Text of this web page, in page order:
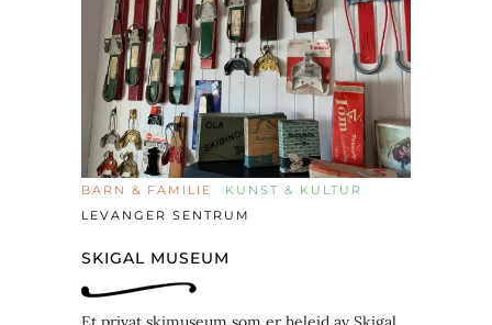
BARN & FAMILIE
KUNST & KULTUR
LEVANGER SENTRUM
SKIGAL MUSEUM